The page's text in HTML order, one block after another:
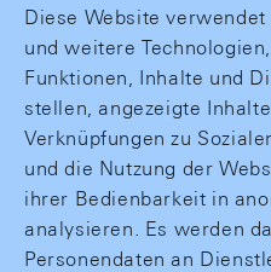
Diese Website
und weitere
Funktionen, Inhalte und
stellen, angezeigte
Verknüpfungen zu
und die Nutzung der
ihrer Bedienbarkeit in
analysieren. Es werden
Personendaten an